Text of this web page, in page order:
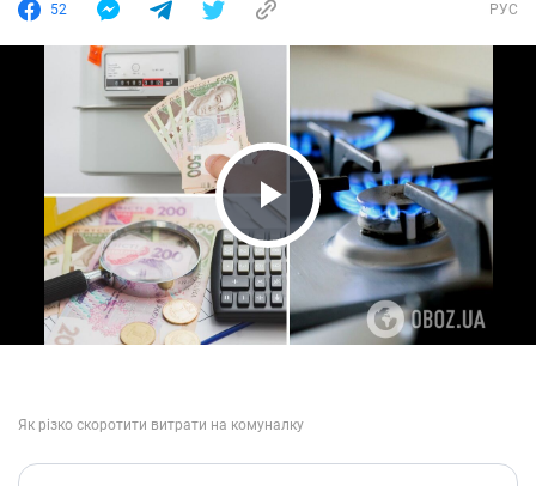
52 РУС
Play Video